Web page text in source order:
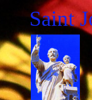
Saint